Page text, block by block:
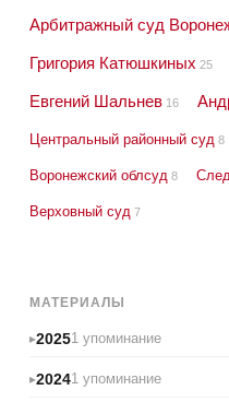
Арбитражный суд
Григория Катюшкиных 25
Евгений Шальнев 16
Центральный районный суд 8
Воронежский облсуд 8
Верховный суд 7
МАТЕРИАЛЫ
20251 упоминание
20241 упоминание